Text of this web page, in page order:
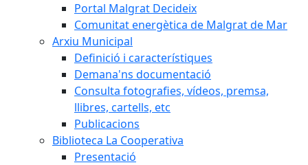
Portal Malgrat Decideix
Comunitat energètica de Malgrat de Mar
Arxiu Municipal
Definició i característiques
Demana'ns documentació
Consulta fotografies, vídeos, premsa,
llibres, cartells, etc
Publicacions
Biblioteca La Cooperativa
Presentació